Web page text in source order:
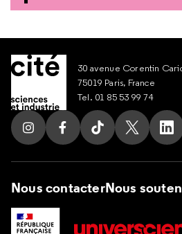
30 avenue Corentin
75019 Paris, France
Tel. 01 85 53 99 74
Suivez nous sur Instagram
Suivez nous sur
Suivez nous sur
Suivez
Nous contacterNous